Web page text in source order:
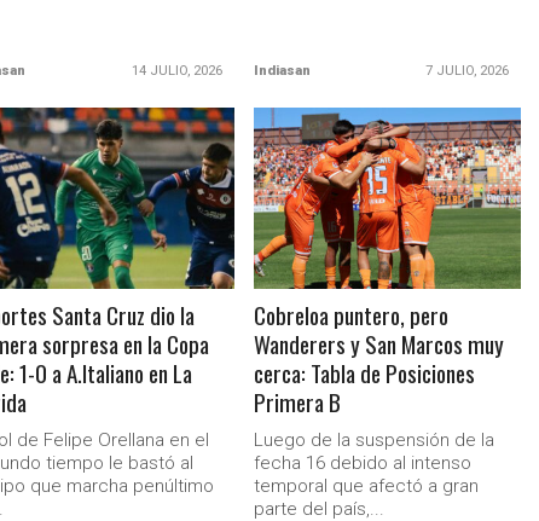
14 JULIO, 2026 Indiasan 7 JULIO, 2026
LEER MÁS
Santa Cruz dio la
sorpresa en la Copa
1-0 a A.Italiano en La
de Felipe Orellana en el
tiempo le bastó al
que marcha penúltimo
LEER MÁS
Cobreloa puntero, pero
Wanderers y San Marcos muy
cerca: Tabla de Posiciones
Primera B
Luego de la suspensión de la
fecha 16 debido al intenso
temporal que afectó a gran
parte del país,...